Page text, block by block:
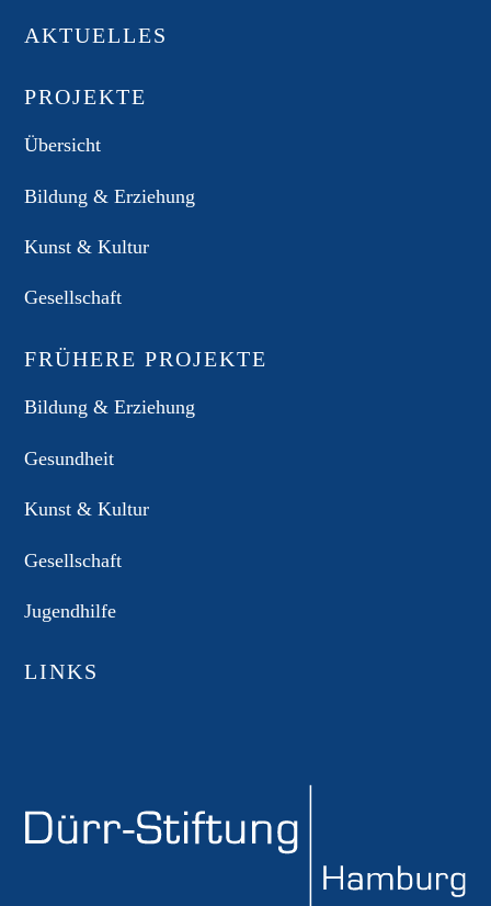
AKTUELLES
PROJEKTE
Übersicht
Bildung & Erziehung
Kunst & Kultur
Gesellschaft
FRÜHERE PROJEKTE
Bildung & Erziehung
Gesundheit
Kunst & Kultur
Gesellschaft
Jugendhilfe
LINKS